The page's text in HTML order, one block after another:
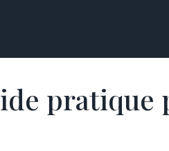
pratique